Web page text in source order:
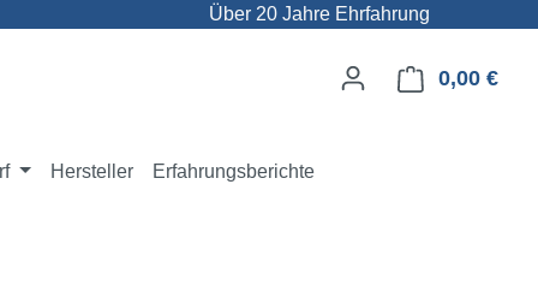
Über 20 Jahre Ehrfahrung
0,00 €
Hersteller Erfahrungsberichte